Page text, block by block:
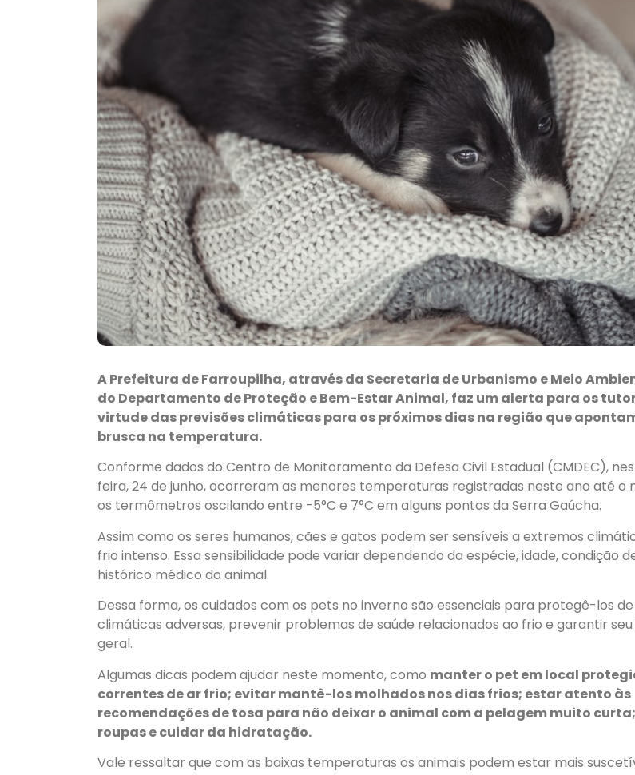
A Prefeitura de Farroupilha, através da Secretaria de Urbanismo e Meio
do Departamento de Proteção e Bem-Estar Animal, faz um alerta para os
virtude das previsões climáticas para os próximos dias na região que
brusca na temperatura.
Conforme dados do Centro de Monitoramento da Defesa Civil Estadual (CMDEC),
feira, 24 de junho, ocorreram as menores temperaturas registradas neste ano até o
os termômetros oscilando entre -5°C e 7°C em alguns pontos da Serra Gaúcha.
Assim como os seres humanos, cães e gatos podem ser sensíveis a extremos
frio intenso. Essa sensibilidade pode variar dependendo da espécie, idade, condição
histórico médico do animal.
Dessa forma, os cuidados com os pets no inverno são essenciais para protegê-los
climáticas adversas, prevenir problemas de saúde relacionados ao frio e garantir
geral.
Algumas dicas podem ajudar neste momento, como manter o pet em local
correntes de ar frio; evitar mantê-los molhados nos dias frios; estar atento às
recomendações de tosa para não deixar o animal com a pelagem muito
roupas e cuidar da hidratação.
Vale ressaltar que com as baixas temperaturas os animais podem estar mais